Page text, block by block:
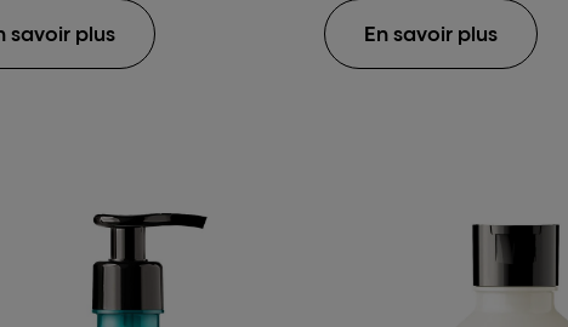
savoir plus En savoir plus